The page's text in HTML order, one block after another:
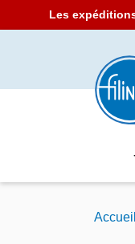
Les
Accueil